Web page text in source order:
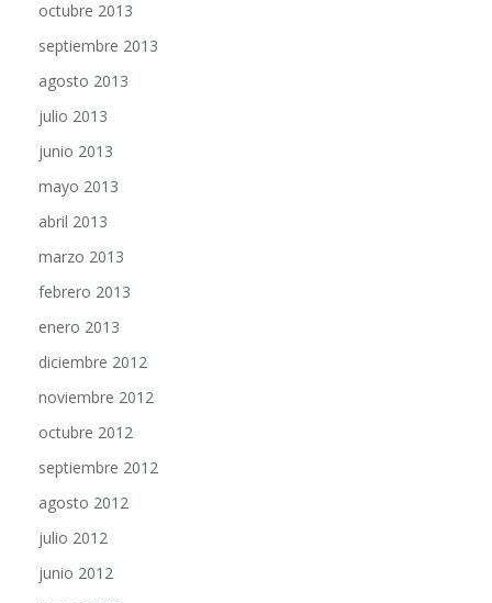
septiembre 2013
agosto 2013
julio 2013
junio 2013
mayo 2013
abril 2013
marzo 2013
febrero 2013
enero 2013
diciembre 2012
noviembre 2012
octubre 2012
septiembre 2012
agosto 2012
julio 2012
junio 2012
mayo 2012